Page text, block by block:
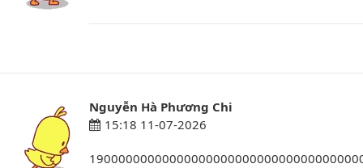
Nguyễn Hà Phương Chi
15:18 11-07-2026